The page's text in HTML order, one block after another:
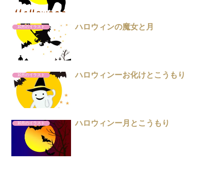
10月のイラスト ハロウィンの魔女と月
10月のイラスト ハロウィンーお化けとこうもり
10月のイラスト ハロウィンー月とこうもり